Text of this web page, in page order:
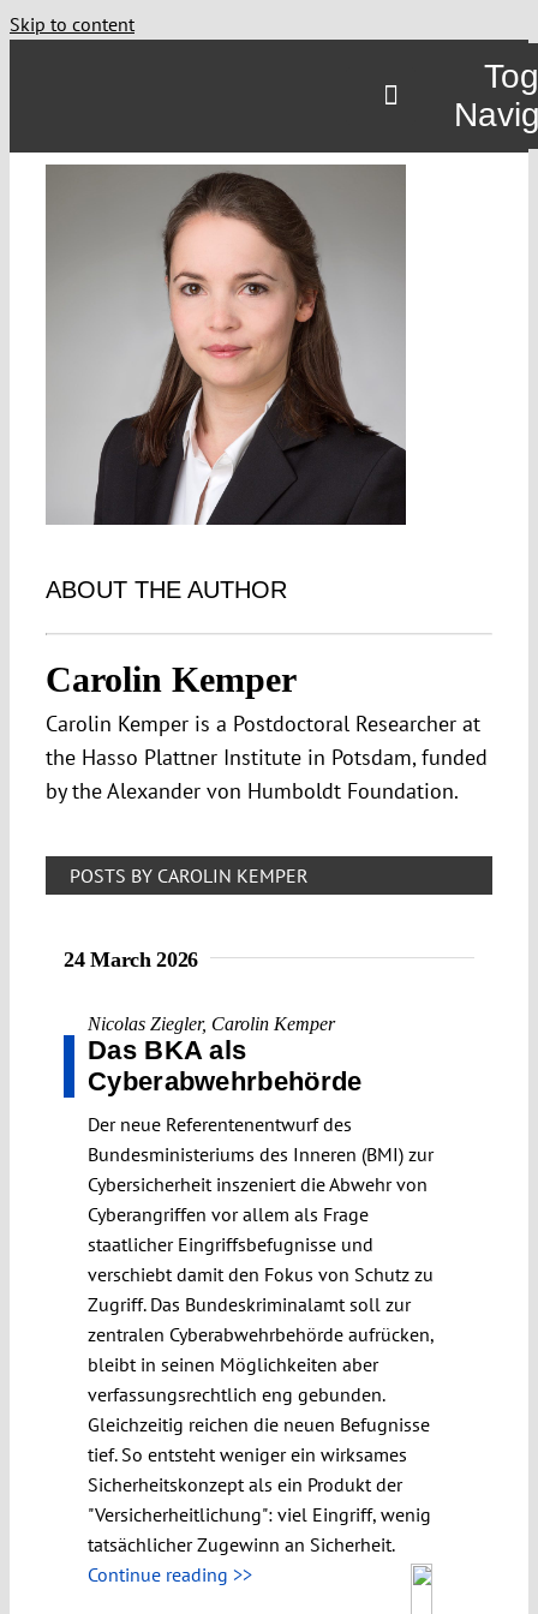
Skip to content
ABOUT THE AUTHOR
Carolin Kemper
Carolin Kemper is a Postdoctoral Researcher at
the Hasso Plattner Institute in Potsdam, funded
by the Alexander von Humboldt Foundation.
POSTS BY CAROLIN KEMPER
24 March 2026
Nicolas Ziegler, Carolin Kemper
Das BKA als
Cyberabwehrbehörde
Der neue Referentenentwurf des
Bundesministeriums des Inneren (BMI) zur
Cybersicherheit inszeniert die Abwehr von
Cyberangriffen vor allem als Frage
staatlicher Eingriffsbefugnisse und
verschiebt damit den Fokus von Schutz zu
Zugriff. Das Bundeskriminalamt soll zur
zentralen Cyberabwehrbehörde aufrücken,
bleibt in seinen Möglichkeiten aber
verfassungsrechtlich eng gebunden.
Gleichzeitig reichen die neuen Befugnisse
tief. So entsteht weniger ein wirksames
Sicherheitskonzept als ein Produkt der
"Versicherheitlichung": viel Eingriff, wenig
tatsächlicher Zugewinn an Sicherheit.
Continue reading >>